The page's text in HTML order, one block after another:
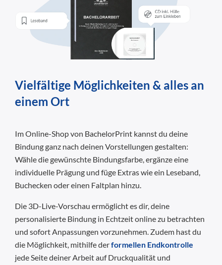
Vielfältige Möglichkeiten & alles an
einem Ort
Im Online-Shop von BachelorPrint kannst du deine
Bindung ganz nach deinen Vorstellungen gestalten:
Wähle die gewünschte Bindungsfarbe, ergänze eine
individuelle Prägung und füge Extras wie ein Leseband,
Buchecken oder einen Faltplan hinzu.
Die 3D-Live-Vorschau ermöglicht es dir, deine
personalisierte Bindung in Echtzeit online zu betrachten
und sofort Anpassungen vorzunehmen. Zudem hast du
die Möglichkeit, mithilfe derformellen Endkontrolle
jede Seite deiner Arbeit auf Druckqualität und